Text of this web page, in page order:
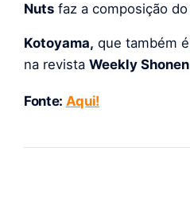
Nuts faz a composição
Kotoyama, que também
na revista Weekly
Fonte: Aqui!